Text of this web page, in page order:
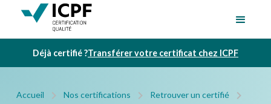
Déjà certifié ?Transférer votre certificat chez ICPF
Accueil Nos certifications
Retrouver un certifié